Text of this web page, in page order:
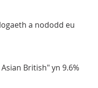
a nododd eu
British" yn 9.6%